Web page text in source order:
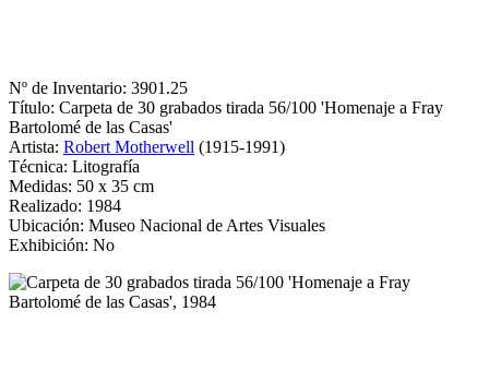
Nº de Inventario: 3901.25
Título: Carpeta de 30 grabados tirada 56/100 'Homenaje a Fray
Bartolomé de las Casas'
Artista: Robert Motherwell (1915-1991)
Técnica: Litografía
Medidas: 50 x 35 cm
Realizado: 1984
Ubicación: Museo Nacional de Artes Visuales
Exhibición: No